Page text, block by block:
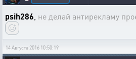
psih286 не делай антирекламу
14 Августа 2016 10:50:19